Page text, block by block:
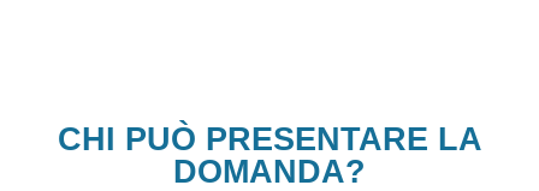
CHI PUÒ PRESENTARE LA
DOMANDA?